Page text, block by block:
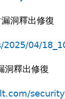
洞釋出修復
04/
洞釋出修復